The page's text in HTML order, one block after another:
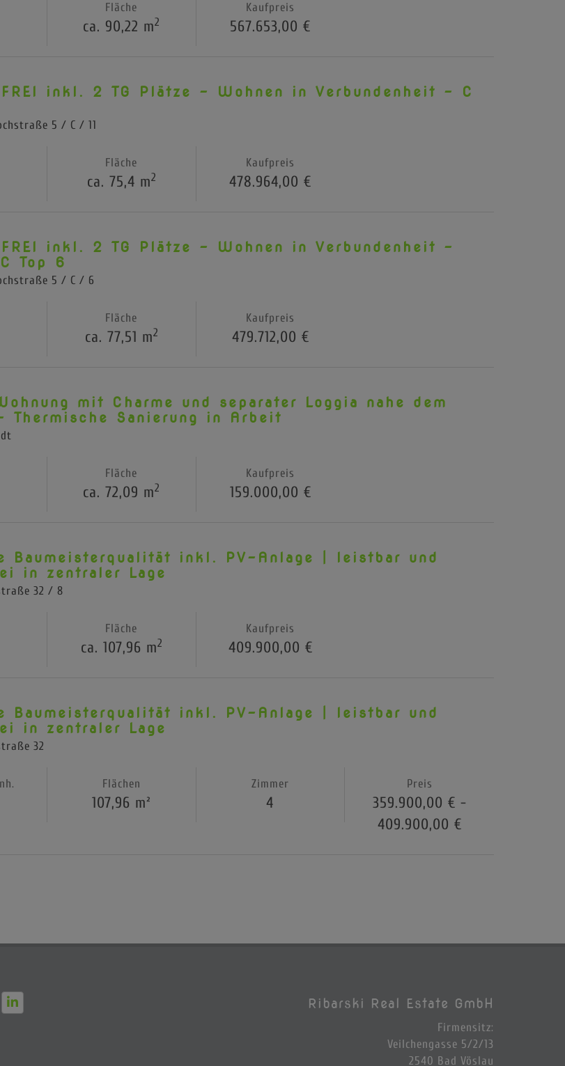
Fläche
ca. 90,22 m2
Kaufpreis
567.653,00 €
inkl. 2 TG Plätze - Wohnen in Verbundenheit - C
5 / C / 11
Fläche
ca. 75,4 m2
Kaufpreis
478.964,00 €
inkl. 2 TG Plätze - Wohnen in Verbundenheit -
Top 6
5 / C / 6
Fläche
ca. 77,51 m2
Kaufpreis
479.712,00 €
mit Charme und separater Loggia nahe dem
Thermische Sanierung in Arbeit
Fläche
ca. 72,09 m2
Kaufpreis
159.000,00 €
Baumeisterqualität inkl. PV-Anlage | leistbar und
in zentraler Lage
32 / 8
Fläche
ca. 107,96 m2
Kaufpreis
409.900,00 €
Baumeisterqualität inkl. PV-Anlage | leistbar und
in zentraler Lage
32
Flächen
107,96 m²
Zimmer
4
Preis
359.900,00 € -
409.900,00 €
Ribarski Real Estate GmbH
Firmensitz:
Veilchengasse 5/2/13
2540 Bad Vöslau